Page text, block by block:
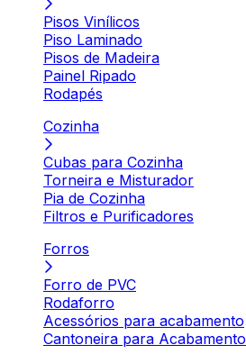
Pisos Vinílicos
Piso Laminado
Pisos de Madeira
Painel Ripado
Rodapés
Cozinha
Cubas para Cozinha
Torneira e Misturador
Pia de Cozinha
Filtros e Purificadores
Forros
Forro de PVC
Rodaforro
Acessórios para acabamento
Cantoneira para Acabamento